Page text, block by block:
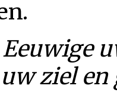
Eeuwige
ziel